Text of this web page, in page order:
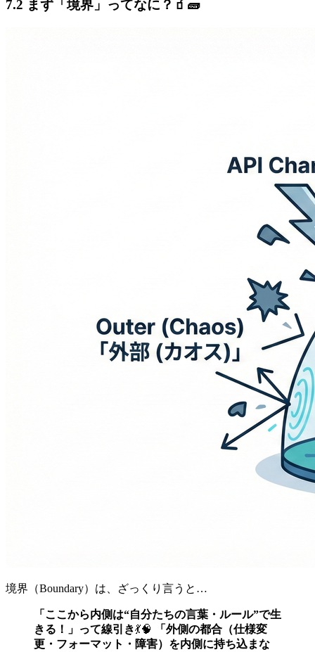
7.2 まず「境界」ってなに？🧃🧱
境界（Boundary）は、ざっくり言うと…
「ここから内側は“自分たちの言葉・ルール”で生
きる！」って線引き💃🧠
「外側の都合（仕様変
更・フォーマット・障害）を内側に持ち込まな